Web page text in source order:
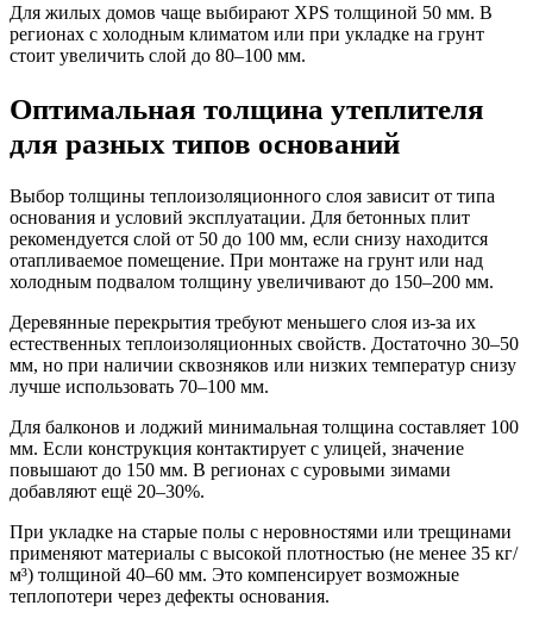
Для жилых домов чаще выбирают XPS толщиной 50 мм. В
регионах с холодным климатом или при укладке на грунт
стоит увеличить слой до 80–100 мм.
Оптимальная толщина утеплителя
для разных типов оснований
Выбор толщины теплоизоляционного слоя зависит от типа
основания и условий эксплуатации. Для бетонных плит
рекомендуется слой от 50 до 100 мм, если снизу находится
отапливаемое помещение. При монтаже на грунт или над
холодным подвалом толщину увеличивают до 150–200 мм.
Деревянные перекрытия требуют меньшего слоя из-за их
естественных теплоизоляционных свойств. Достаточно 30–50
мм, но при наличии сквозняков или низких температур снизу
лучше использовать 70–100 мм.
Для балконов и лоджий минимальная толщина составляет 100
мм. Если конструкция контактирует с улицей, значение
повышают до 150 мм. В регионах с суровыми зимами
добавляют ещё 20–30%.
При укладке на старые полы с неровностями или трещинами
применяют материалы с высокой плотностью (не менее 35 кг/
м³) толщиной 40–60 мм. Это компенсирует возможные
теплопотери через дефекты основания.